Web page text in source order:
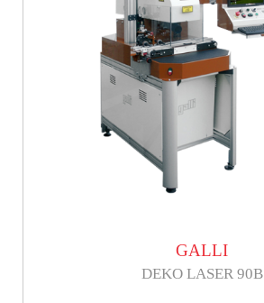
GALLI
DEKO LASER 90B